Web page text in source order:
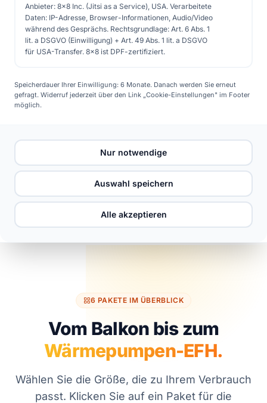
EFH · 20 × 500 WP · 10 KWH SPEICHER
6 PAKETE IM ÜBERBLICK
Vom Balkon bis zum
Wärmepumpen-EFH.
Wählen Sie die Größe, die zu Ihrem Verbrauch
passt. Klicken Sie auf ein Paket für die
Anbieter: 8x8 Inc. (Jitsi as a Service), USA. Verarbeitete
Daten: IP-Adresse, Browser-Informationen, Audio/Video
während des Gesprächs. Rechtsgrundlage: Art. 6 Abs. 1
lit. a DSGVO (Einwilligung) + Art. 49 Abs. 1 lit. a DSGVO
für USA-Transfer. 8x8 ist DPF-zertifiziert.
Speicherdauer Ihrer Einwilligung: 6 Monate. Danach werden Sie erneut
gefragt. Widerruf jederzeit über den Link „Cookie-Einstellungen" im Footer
möglich.
Nur notwendige
Auswahl speichern
Alle akzeptieren